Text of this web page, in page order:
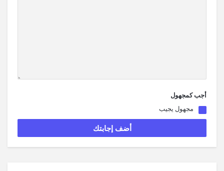
أجب كمجهول
مجهول يجيب